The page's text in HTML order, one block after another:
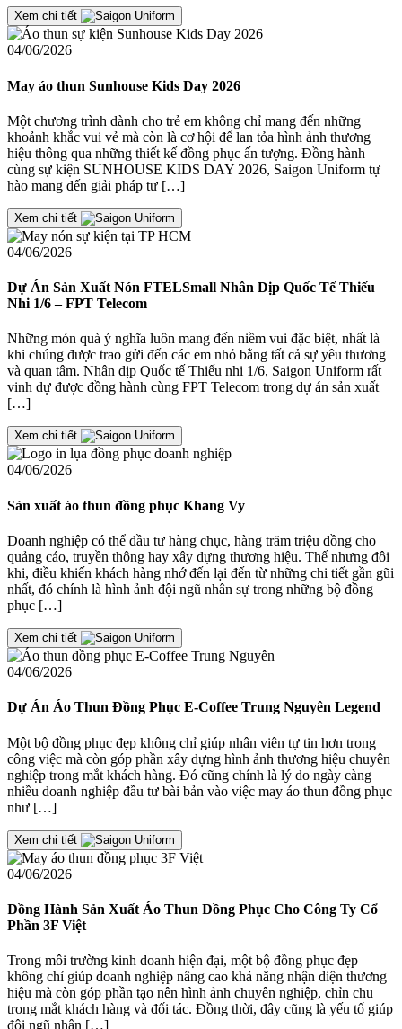
Xem chi tiết
04/06/2026
May áo thun Sunhouse Kids Day 2026
Một chương trình dành cho trẻ em không chỉ mang đến những
khoảnh khắc vui vẻ mà còn là cơ hội để lan tỏa hình ảnh thương
hiệu thông qua những thiết kế đồng phục ấn tượng. Đồng hành
cùng sự kiện SUNHOUSE KIDS DAY 2026, Saigon Uniform tự
hào mang đến giải pháp tư […]
Xem chi tiết
04/06/2026
Dự Án Sản Xuất Nón FTELSmall Nhân Dịp Quốc Tế Thiếu
Nhi 1/6 – FPT Telecom
Những món quà ý nghĩa luôn mang đến niềm vui đặc biệt, nhất là
khi chúng được trao gửi đến các em nhỏ bằng tất cả sự yêu thương
và quan tâm. Nhân dịp Quốc tế Thiếu nhi 1/6, Saigon Uniform rất
vinh dự được đồng hành cùng FPT Telecom trong dự án sản xuất
[…]
Xem chi tiết
04/06/2026
Sản xuất áo thun đồng phục Khang Vy
Doanh nghiệp có thể đầu tư hàng chục, hàng trăm triệu đồng cho
quảng cáo, truyền thông hay xây dựng thương hiệu. Thế nhưng đôi
khi, điều khiến khách hàng nhớ đến lại đến từ những chi tiết gần gũi
nhất, đó chính là hình ảnh đội ngũ nhân sự trong những bộ đồng
phục […]
Xem chi tiết
04/06/2026
Dự Án Áo Thun Đồng Phục E-Coffee Trung Nguyên Legend
Một bộ đồng phục đẹp không chỉ giúp nhân viên tự tin hơn trong
công việc mà còn góp phần xây dựng hình ảnh thương hiệu chuyên
nghiệp trong mắt khách hàng. Đó cũng chính là lý do ngày càng
nhiều doanh nghiệp đầu tư bài bản vào việc may áo thun đồng phục
như […]
Xem chi tiết
04/06/2026
Đồng Hành Sản Xuất Áo Thun Đồng Phục Cho Công Ty Cổ
Phần 3F Việt
Trong môi trường kinh doanh hiện đại, một bộ đồng phục đẹp
không chỉ giúp doanh nghiệp nâng cao khả năng nhận diện thương
hiệu mà còn góp phần tạo nên hình ảnh chuyên nghiệp, chỉn chu
trong mắt khách hàng và đối tác. Đồng thời, đây cũng là yếu tố giúp
đội ngũ nhân […]